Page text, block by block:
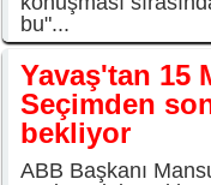
bu"...
Yavaş'tan 15
Seçimden
bekliyor
ABB Başkanı